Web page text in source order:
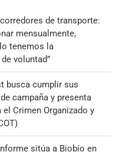
de transporte:
mensualmente,
tenemos la
voluntad”
busca cumplir sus
campaña y presenta
el Crimen Organizado y
sitúa a Biobío en